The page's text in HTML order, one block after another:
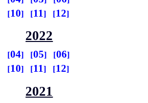
10 11 12
2022
04 05
06
10 11 12
2021